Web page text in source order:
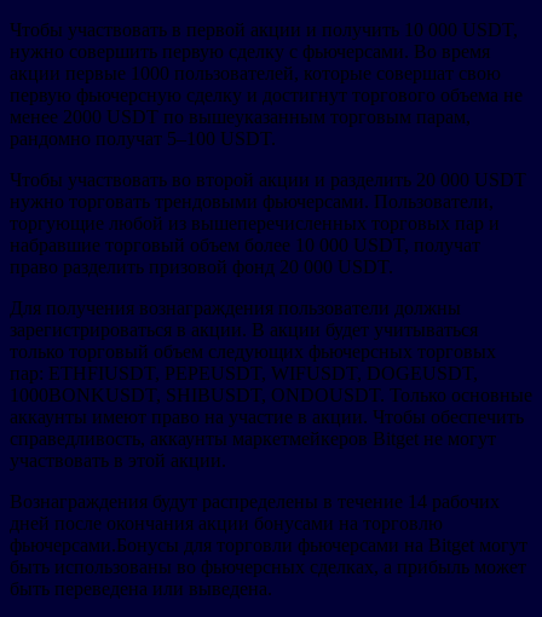
Чтобы участвовать в первой акции и получить 10 000 USDT,
нужно совершить первую сделку с фьючерсами. Во время
акции первые 1000 пользователей, которые совершат свою
первую фьючерсную сделку и достигнут торгового объема не
менее 2000 USDT по вышеуказанным торговым парам,
рандомно получат 5–100 USDT.
Чтобы участвовать во второй акции и разделить 20 000 USDT
нужно торговать трендовыми фьючерсами. Пользователи,
торгующие любой из вышеперечисленных торговых пар и
набравшие торговый объем более 10 000 USDT, получат
право разделить призовой фонд 20 000 USDT.
Для получения вознаграждения пользователи должны
зарегистрироваться в акции. В акции будет учитываться
только торговый объем следующих фьючерсных торговых
пар: ETHFIUSDT, PEPEUSDT, WIFUSDT, DOGEUSDT,
1000BONKUSDT, SHIBUSDT, ONDOUSDT. Только основные
аккаунты имеют право на участие в акции. Чтобы обеспечить
справедливость, аккаунты маркетмейкеров Bitget не могут
участвовать в этой акции.
Вознаграждения будут распределены в течение 14 рабочих
дней после окончания акции бонусами на торговлю
фьючерсами.Бонусы для торговли фьючерсами на Bitget могут
быть использованы во фьючерсных сделках, а прибыль может
быть переведена или выведена.